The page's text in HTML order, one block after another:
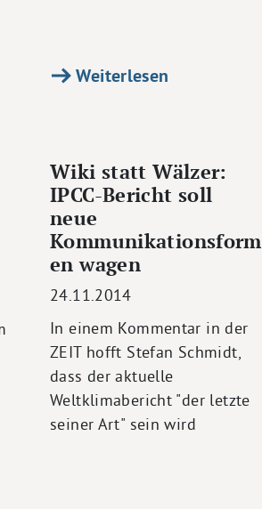
Weiterlesen
Wiki statt Wälzer:
IPCC-Bericht soll
neue
Kommunikationsform
en wagen
24.11.2014
In einem Kommentar in der
ZEIT hofft Stefan Schmidt,
dass der aktuelle
Weltklimabericht "der letzte
seiner Art" sein wird